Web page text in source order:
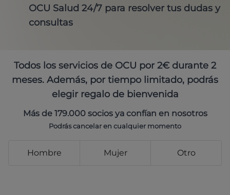
OCU Salud 24/7 para resolver tus dudas y
consultas
Todos los servicios de OCU por 2€ durante 2
meses. Además, por tiempo limitado, podrás
elegir regalo de bienvenida
Más de 179.000 socios ya confían en nosotros
Podrás cancelar en cualquier momento
Hombre Mujer Otro